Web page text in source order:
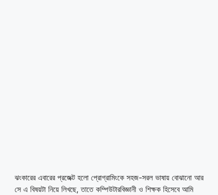
ঝংকারের এবারের প্রজেক্ট হলো প্রোগ্রামিংকে সহজ-সরল ভাষায় বোঝানো আর
সে এ বিষয়টা নিয়ে লিখছে, তাতে কম্পিউটারবিজ্ঞানী ও শিক্ষক হিসেবে আমি